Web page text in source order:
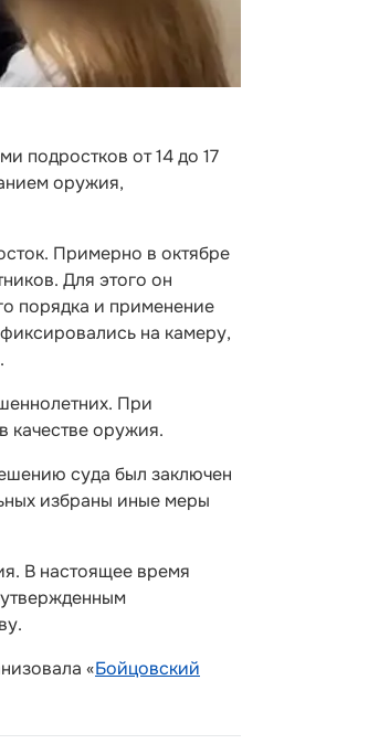
подростков от 14 до 17
оружия,
Примерно в октябре
Для этого он
порядка и применение
на камеру,
При
качестве оружия.
суда был заключен
избраны иные меры
В настоящее время
«Бойцовский